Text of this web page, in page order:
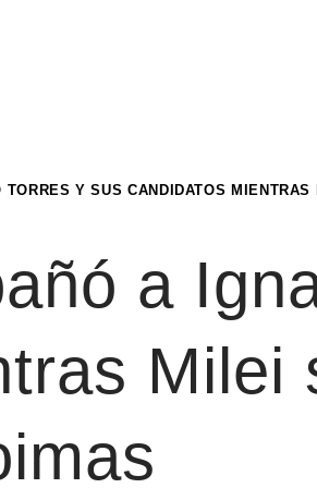
Y SUS CANDIDATOS
a
Milei